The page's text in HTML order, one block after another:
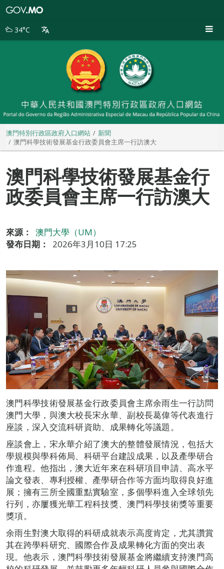
別
34°C
澳門特別行政區政府入口網站
新聞
澳門科學技術發展基金行政委員會主席一行訪澳大
澳門科學技術發展基金行
政委員會主席一行訪澳大
來源：
澳門大學（UM）
發布日期：
2026年3月10日 17:25
澳門科學技術發展基金行政委員會主席余雨生一行訪問
澳門大學，與澳大校長宋永華、副校長葛偉等代表進行
座談，深入交流科研資助、成果轉化等議題。
座談會上，宋永華介紹了澳大的整體發展情況，包括大
學規模與學科佈局、科研平台建設成果，以及產學研合
作進程。他指出，澳大近年來在科研項目申請、高水平
論文發表、專利授權、產學研合作等方面均取得良好進
展；擁有三所全國重點實驗室，多個學科進入全球領先
行列，亦屢獲光華工程科技獎、澳門科學技術獎等重要
獎項。
余雨生對澳大取得的科研成就表示高度肯定，尤其讚賞
其在跨學科研究、國際合作及成果轉化方面的突出表
現。他表示，澳門科學技術發展基金將繼續支持澳門高